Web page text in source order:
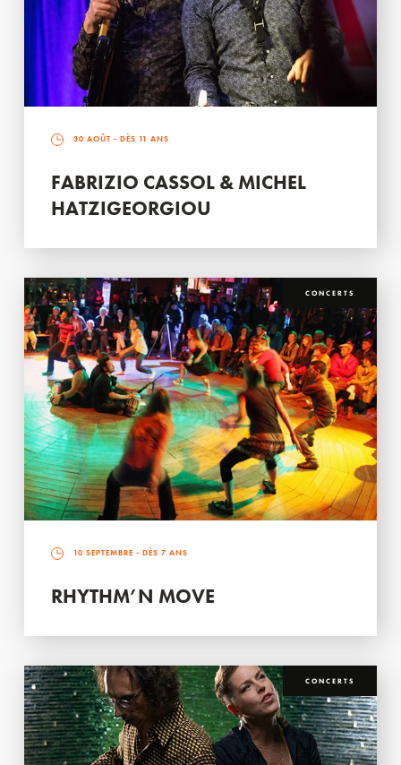
30 AOÛT - DÈS 11 ANS
FABRIZIO CASSOL & MICHEL
HATZIGEORGIOU
CONCERTS
10 SEPTEMBRE - DÈS 7 ANS
RHYTHM’N MOVE
CONCERTS